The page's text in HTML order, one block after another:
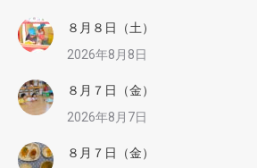
８月８日（土）
2026年8月8日
８月７日（金）
2026年8月7日
８月７日（金）